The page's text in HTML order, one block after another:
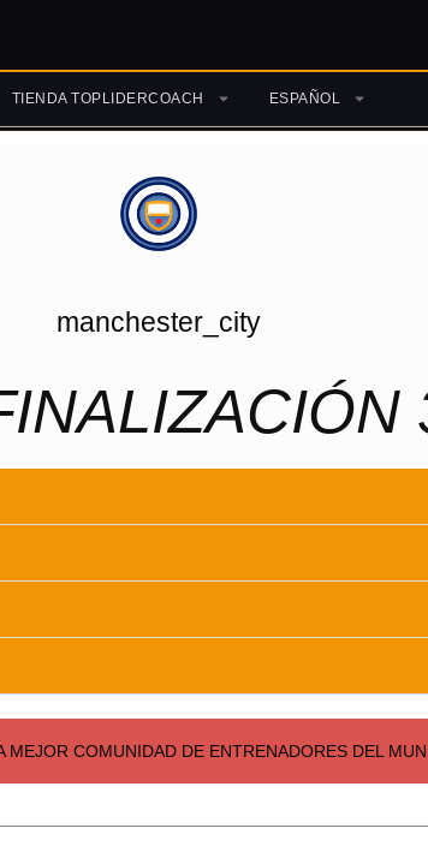
TIENDA TOPLIDERCOACH ESPAÑOL
manchester_city
MEJOR COMUNIDAD DE ENTRENADORES DEL